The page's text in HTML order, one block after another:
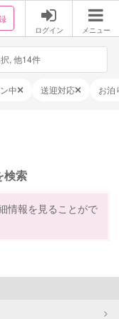
ログイン メニュー
, 他14件
中 送迎対応 お泊
検索
情報を見ることがで